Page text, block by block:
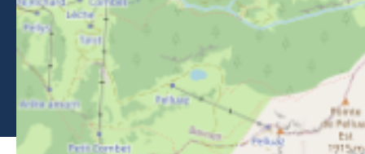
Juridische informatie
Mijn cookies bewerken
-
IRIS Interactive
Deze site wordt beschermd door reCAPTCHA. Google's
privacybeleid
en
gebruiksvoorwaardenzijn van toepassing.